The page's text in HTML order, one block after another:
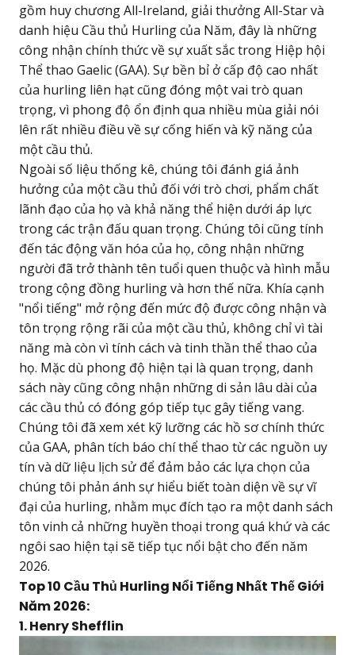
gồm huy chương All-Ireland, giải thưởng All-Star và
danh hiệu Cầu thủ Hurling của Năm, đây là những
công nhận chính thức về sự xuất sắc trong Hiệp hội
Thể thao Gaelic (GAA). Sự bền bỉ ở cấp độ cao nhất
của hurling liên hạt cũng đóng một vai trò quan
trọng, vì phong độ ổn định qua nhiều mùa giải nói
lên rất nhiều điều về sự cống hiến và kỹ năng của
một cầu thủ.
Ngoài số liệu thống kê, chúng tôi đánh giá ảnh
hưởng của một cầu thủ đối với trò chơi, phẩm chất
lãnh đạo của họ và khả năng thể hiện dưới áp lực
trong các trận đấu quan trọng. Chúng tôi cũng tính
đến tác động văn hóa của họ, công nhận những
người đã trở thành tên tuổi quen thuộc và hình mẫu
trong cộng đồng hurling và hơn thế nữa. Khía cạnh
"nổi tiếng" mở rộng đến mức độ được công nhận và
tôn trọng rộng rãi của một cầu thủ, không chỉ vì tài
năng mà còn vì tính cách và tinh thần thể thao của
họ. Mặc dù phong độ hiện tại là quan trọng, danh
sách này cũng công nhận những di sản lâu dài của
các cầu thủ có đóng góp tiếp tục gây tiếng vang.
Chúng tôi đã xem xét kỹ lưỡng các hồ sơ chính thức
của GAA, phân tích báo chí thể thao từ các nguồn uy
tín và dữ liệu lịch sử để đảm bảo các lựa chọn của
chúng tôi phản ánh sự hiểu biết toàn diện về sự vĩ
đại của hurling, nhằm mục đích tạo ra một danh sách
tôn vinh cả những huyền thoại trong quá khứ và các
ngôi sao hiện tại sẽ tiếp tục nổi bật cho đến năm
2026.
Top 10 Cầu Thủ Hurling Nổi Tiếng Nhất Thế Giới
Năm 2026:
1. Henry Shefflin